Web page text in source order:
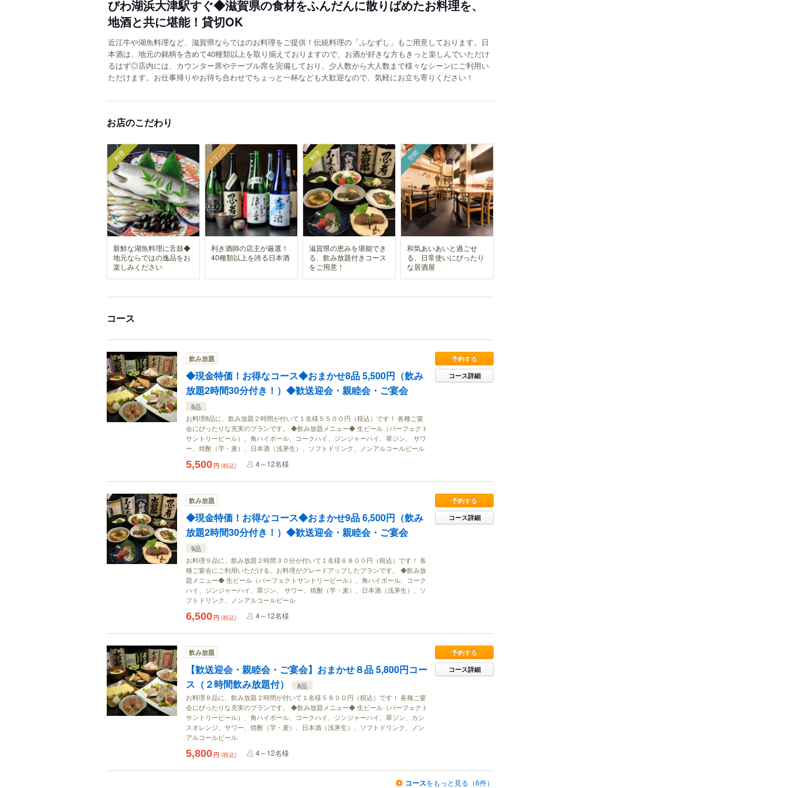
びわ湖浜大津駅すぐ◆滋賀県の食材をふんだんに散りばめたお料理を、
地酒と共に堪能！貸切OK
近江牛や湖魚料理など、滋賀県ならではのお料理をご提供！伝統料理の「ふなずし」もご用意しております。日
本酒は、地元の銘柄を含めて40種類以上を取り揃えておりますので、お酒が好きな方もきっと楽しんでいただけ
るはず◎店内には、カウンター席やテーブル席を完備しており、少人数から大人数まで様々なシーンにご利用い
ただけます。お仕事帰りやお待ち合わせでちょっと一杯なども大歓迎なので、気軽にお立ち寄りください！
お店のこだわり
料理
新鮮な湖魚料理に舌鼓◆
地元ならではの逸品をお
楽しみください
ドリンク
利き酒師の店主が厳選！
40種類以上を誇る日本酒
料理
滋賀県の恵みを堪能でき
る、飲み放題付きコース
をご用意！
空間
和気あいあいと過ごせ
る、日常使いにぴったり
な居酒屋
コース
飲み放題
◆現金特価！お得なコース◆おまかせ8品 5,500円（飲み
放題2時間30分付き！）◆歓送迎会・親睦会・ご宴会
8品
お料理8品に、飲み放題２時間が付いて１名様５５００円（税込）です！ 各種ご宴
会にぴったりな充実のプランです。 ◆飲み放題メニュー◆ 生ビール（パーフェクト
サントリービール）、角ハイボール、コークハイ、ジンジャーハイ、翠ジン、 サワ
ー、焼酎（芋・麦）、日本酒（浅茅生）、ソフトドリンク、ノンアルコールビール
予約する
コース詳細
5,500 円 (税込) 4～12名様
飲み放題
◆現金特価！お得なコース◆おまかせ9品 6,500円（飲み
放題2時間30分付き！）◆歓送迎会・親睦会・ご宴会
9品
お料理９品に、飲み放題２時間３０分が付いて１名様６８００円（税込）です！ 各
種ご宴会にご利用いただける、お料理がグレードアップしたプランです。 ◆飲み放
題メニュー◆ 生ビール（パーフェクトサントリービール）、角ハイボール、コーク
ハイ、ジンジャーハイ、翠ジン、 サワー、焼酎（芋・麦）、日本酒（浅茅生）、ソ
フトドリンク、ノンアルコールビール
予約する
コース詳細
6,500 円 (税込) 4～12名様
飲み放題
【歓送迎会・親睦会・ご宴会】おまかせ８品 5,800円コー
ス（２時間飲み放題付）
8品
お料理８品に、飲み放題２時間が付いて１名様５８００円（税込）です！ 各種ご宴
会にぴったりな充実のプランです。 ◆飲み放題メニュー◆ 生ビール（パーフェクト
サントリービール）、角ハイボール、コークハイ、ジンジャーハイ、翠ジン、カシ
スオレンジ、サワー、焼酎（芋・麦）、日本酒（浅茅生）、ソフトドリンク、ノン
アルコールビール
予約する
コース詳細
5,800 円 (税込) 4～12名様
コースをもっと見る（6件）